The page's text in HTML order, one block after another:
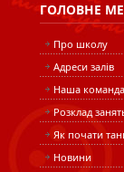
ГОЛОВНЕ
Про школу
Адреси залів
Наша команда
Розклад
Як почати
Новини